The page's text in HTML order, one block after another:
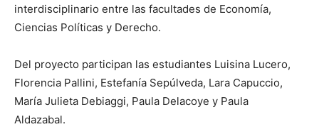
interdisciplinario entre las facultades de Economía,
Ciencias Políticas y Derecho.
Del proyecto participan las estudiantes Luisina Lucero,
Florencia Pallini, Estefanía Sepúlveda, Lara Capuccio,
María Julieta Debiaggi, Paula Delacoye y Paula
Aldazabal.